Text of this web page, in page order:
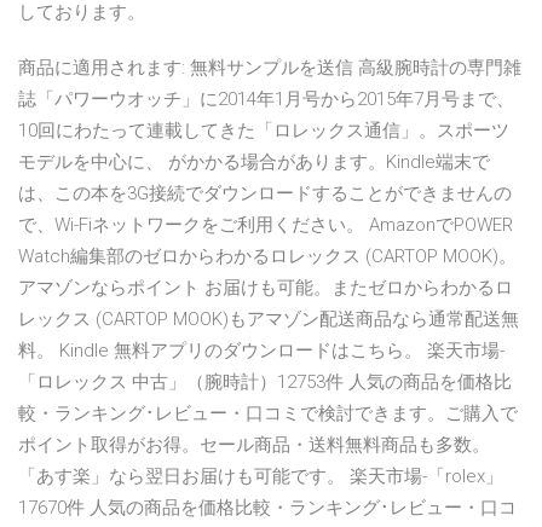
しております。
商品に適用されます: 無料サンプルを送信 高級腕時計の専門雑
誌「パワーウオッチ」に2014年1月号から2015年7月号まで、
10回にわたって連載してきた「ロレックス通信」。スポーツ
モデルを中心に、 がかかる場合があります。Kindle端末で
は、この本を3G接続でダウンロードすることができませんの
で、Wi-Fiネットワークをご利用ください。 AmazonでPOWER
Watch編集部のゼロからわかるロレックス (CARTOP MOOK)。
アマゾンならポイント お届けも可能。またゼロからわかるロ
レックス (CARTOP MOOK)もアマゾン配送商品なら通常配送無
料。 Kindle 無料アプリのダウンロードはこちら。 楽天市場-
「ロレックス 中古」（腕時計）12753件 人気の商品を価格比
較・ランキング･レビュー・口コミで検討できます。ご購入で
ポイント取得がお得。セール商品・送料無料商品も多数。
「あす楽」なら翌日お届けも可能です。 楽天市場-「rolex」
17670件 人気の商品を価格比較・ランキング･レビュー・口コ